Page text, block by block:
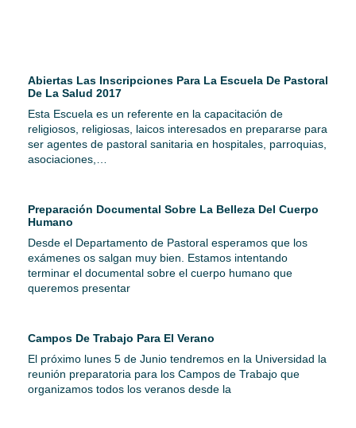
Abiertas Las Inscripciones Para La Escuela De Pastoral
De La Salud 2017
Esta Escuela es un referente en la capacitación de
religiosos, religiosas, laicos interesados en prepararse para
ser agentes de pastoral sanitaria en hospitales, parroquias,
asociaciones,…
Preparación Documental Sobre La Belleza Del Cuerpo
Humano
Desde el Departamento de Pastoral esperamos que los
exámenes os salgan muy bien. Estamos intentando
terminar el documental sobre el cuerpo humano que
queremos presentar
Campos De Trabajo Para El Verano
El próximo lunes 5 de Junio tendremos en la Universidad la
reunión preparatoria para los Campos de Trabajo que
organizamos todos los veranos desde la